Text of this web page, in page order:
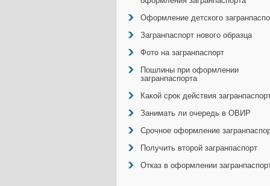
Оформление детского
Загранпаспорт нового образца
Фото на загранпаспорт
Пошлины при оформлении
загранпаспорта
Какой срок действия
Занимать ли очередь в ОВИР
Срочное оформление
Получить второй загранпаспорт
Отказ в оформлении